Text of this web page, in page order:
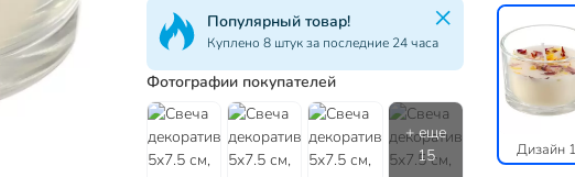
Популярный товар!
Куплено 8 штук за последние 24 часа
Фотографии покупателей
Дизайн 1